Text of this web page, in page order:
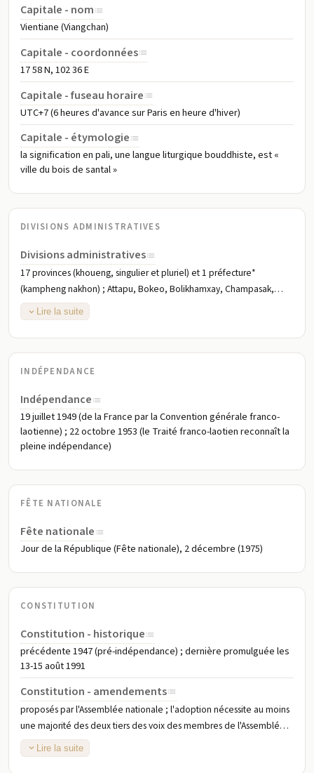
Capitale - nom
Vientiane (Viangchan)
Capitale - coordonnées
17 58 N, 102 36 E
Capitale - fuseau horaire
UTC+7 (6 heures d'avance sur Paris en heure d'hiver)
Capitale - étymologie
la signification en pali, une langue liturgique bouddhiste, est «
ville du bois de santal »
DIVISIONS ADMINISTRATIVES
Divisions administratives
17 provinces (khoueng, singulier et pluriel) et 1 préfecture*
(kampheng nakhon) ; Attapu, Bokeo, Bolikhamxay, Champasak,
Houaphanh, Khammouan, Louangnamtha, Louangphabang (Luang
Prabang), Oudomxai, Phongsali, Salavan, Savannakhet, Viangchan
(Vientiane)*, Viangchan, Xaignabouli, Xaisomboun, Xekong,
Xiangkhouang
Lire la suite
INDÉPENDANCE
Indépendance
19 juillet 1949 (de la France par la Convention générale franco-
laotienne) ; 22 octobre 1953 (le Traité franco-laotien reconnaît la
pleine indépendance)
FÊTE NATIONALE
Fête nationale
Jour de la République (Fête nationale), 2 décembre (1975)
CONSTITUTION
Constitution - historique
précédente 1947 (pré-indépendance) ; dernière promulguée les
13-15 août 1991
Constitution - amendements
proposés par l'Assemblée nationale ; l'adoption nécessite au moins
une majorité des deux tiers des voix des membres de l'Assemblée
et la promulgation par le président de la république ; amendée en
2003, 2015
Lire la suite